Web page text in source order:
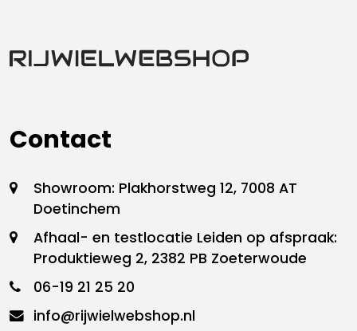
Contact
Showroom: Plakhorstweg 12, 7008 AT
Doetinchem
Afhaal- en testlocatie Leiden op afspraak:
Produktieweg 2, 2382 PB Zoeterwoude
06-19 21 25 20
info@rijwielwebshop.nl